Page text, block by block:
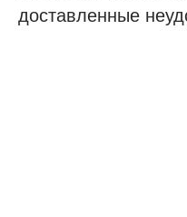
доставленные